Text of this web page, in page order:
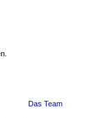
Das Team